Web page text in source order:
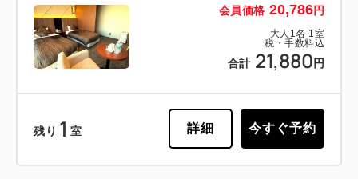
会員価格 20,786円
大人 1名 1室
税・手数料込
合計 21,880 円
残り 1 室 詳細 今すぐ予約